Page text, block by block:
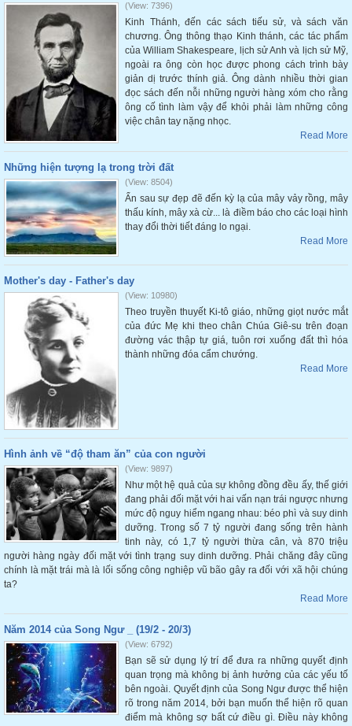
(View: 7396)
Kinh Thánh, đến các sách tiếu sử, và sách văn
chương. Ông thông thạo Kinh thánh, các tác phẩm
của William Shakespeare, lịch sử Anh và lịch sử Mỹ,
ngoài ra ông còn học được phong cách trình bày
giản dị trước thính giả. Ông dành nhiều thời gian
đọc sách đến nỗi những người hàng xóm cho rằng
ông cố tình làm vậy để khỏi phải làm những công
việc chân tay nặng nhọc.
Read More
Những hiện tượng lạ trong trời đất
(View: 8504)
Ẩn sau sự đẹp đẽ đến kỳ lạ của mây vảy rồng, mây
thấu kính, mây xà cừ... là điềm báo cho các loại hình
thay đổi thời tiết đáng lo ngại.
Read More
Mother's day - Father's day
(View: 10980)
Theo truyền thuyết Ki-tô giáo, những giọt nước mắt
của đức Mẹ khi theo chân Chúa Giê-su trên đoạn
đường vác thập tự giá, tuôn rơi xuống đất thì hóa
thành những đóa cẩm chướng.
Read More
Hình ảnh về “độ tham ăn” của con người
(View: 9897)
Như một hệ quả của sự không đồng đều ấy, thế giới
đang phải đối mặt với hai vấn nạn trái ngược nhưng
mức độ nguy hiểm ngang nhau: béo phì và suy dinh
dưỡng. Trong số 7 tỷ người đang sống trên hành
tinh này, có 1,7 tỷ người thừa cân, và 870 triệu
người hàng ngày đối mặt với tình trạng suy dinh dưỡng. Phải chăng đây cũng
chính là mặt trái mà là lối sống công nghiệp vũ bão gây ra đối với xã hội chúng
ta?
Read More
Năm 2014 của Song Ngư _ (19/2 - 20/3)
(View: 6792)
Bạn sẽ sử dụng lý trí để đưa ra những quyết định
quan trọng mà không bị ảnh hưởng của các yếu tố
bên ngoài. Quyết định của Song Ngư được thể hiện
rõ trong năm 2014, bởi bạn muốn thể hiện rõ quan
điểm mà không sợ bất cứ điều gì. Điều này không